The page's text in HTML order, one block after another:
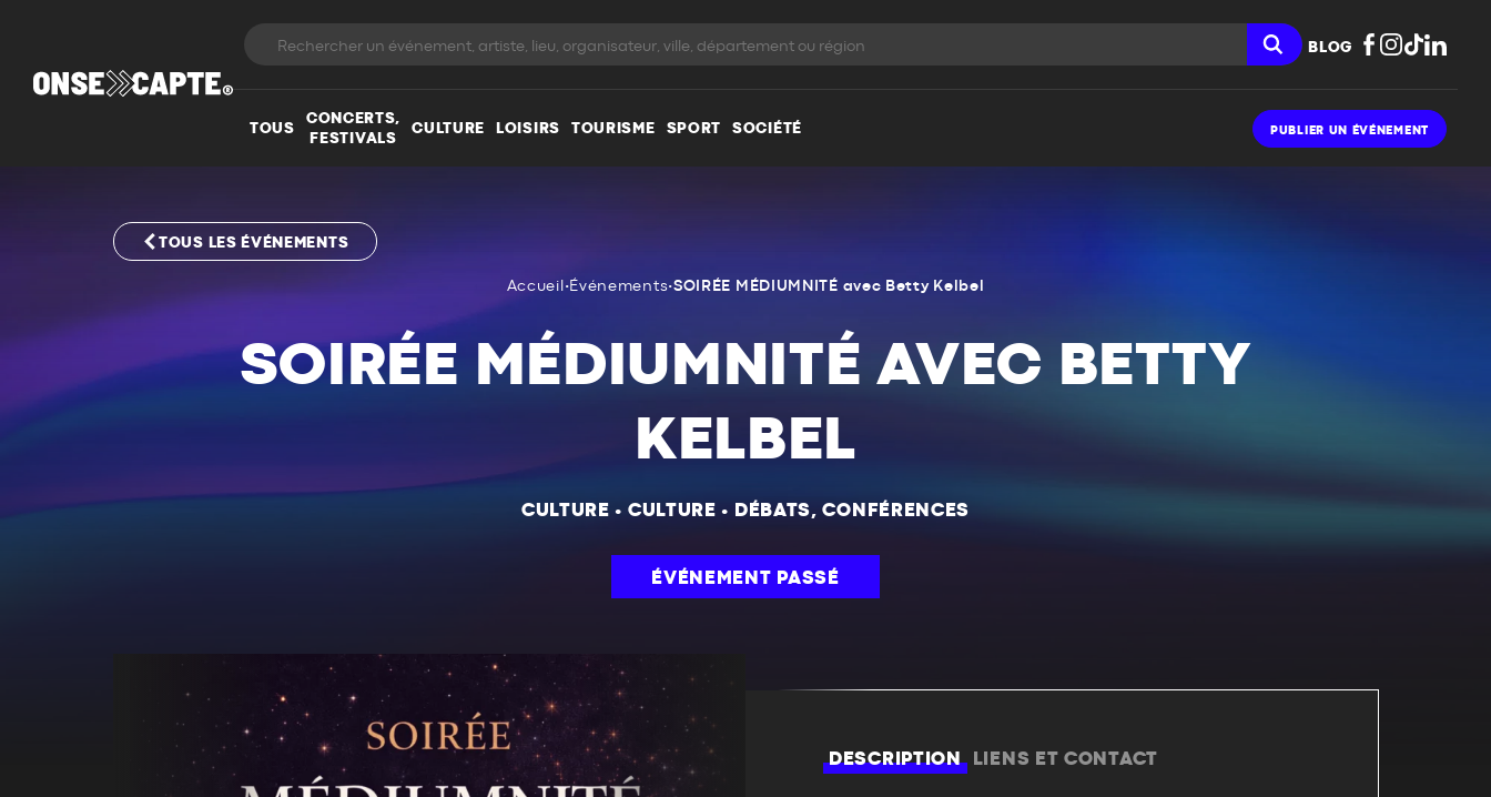
BLOG
TOUS
CONCERTS,
FESTIVALS
CULTURE LOISIRS TOURISME SPORT SOCIÉTÉ PUBLIER UN ÉVÉNEMENT
TOUS LES ÉVÉNEMENTS
Accueil •Événements•SOIRÉE MÉDIUMNITÉ avec Betty Kelbel
SOIRÉE MÉDIUMNITÉ AVEC BETTY
KELBEL
CULTURE • CULTURE • DÉBATS, CONFÉRENCES
ÉVÉNEMENT PASSÉ
DESCRIPTION LIENS ET CONTACT